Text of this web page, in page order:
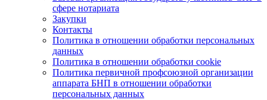
сфере нотариата
Закупки
Контакты
Политика в отношении обработки персональных
данных
Политика в отношении обработки cookie
Политика первичной профсоюзной организации
аппарата БНП в отношении обработки
персональных данных